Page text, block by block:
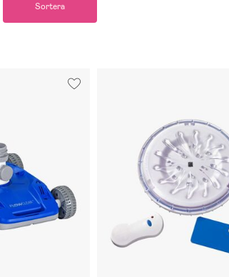
Sortera